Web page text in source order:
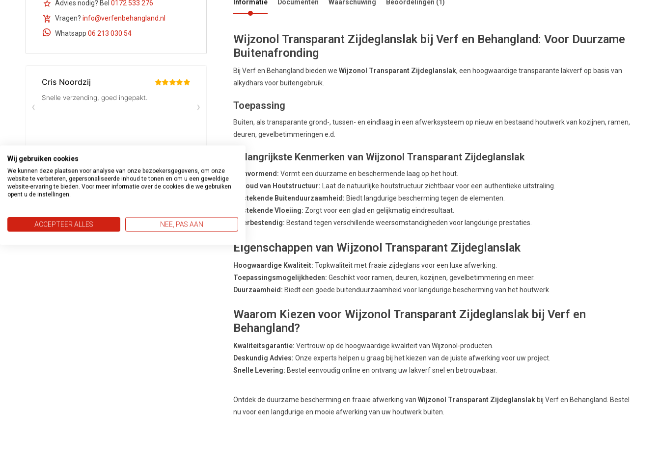
Advies nodig? Bel 0172 533 276
Vragen? info@verfenbehangland.nl
Whatsapp 06 213 030 54
Informatie Documenten Waarschuwing Beoordelingen (1)
Wijzonol Transparant Zijdeglanslak bij Verf en Behangland: Voor Duurzame
Buitenafronding
Bij Verf en Behangland bieden weWijzonol Transparant Zijdeglanslak, een hoogwaardige transparante lakverf op basis van
alkydhars voor buitengebruik.
Toepassing
Buiten, als transparante grond-, tussen- en eindlaag in een afwerksysteem op nieuw en bestaand houtwerk van kozijnen, ramen,
deuren, gevelbetimmeringen e.d.
Belangrijkste Kenmerken van Wijzonol Transparant Zijdeglanslak
Filmvormend: Vormt een duurzame en beschermende laag op het hout.
Behoud van Houtstructuur: Laat de natuurlijke houtstructuur zichtbaar voor een authentieke uitstraling.
Uitstekende Buitenduurzaamheid: Biedt langdurige bescherming tegen de elementen.
Uitstekende Vloeiing: Zorgt voor een glad en gelijkmatig eindresultaat.
Weerbestendig: Bestand tegen verschillende weersomstandigheden voor langdurige prestaties.
Eigenschappen van Wijzonol Transparant Zijdeglanslak
Hoogwaardige Kwaliteit: Topkwaliteit met fraaie zijdeglans voor een luxe afwerking.
Toepassingsmogelijkheden: Geschikt voor ramen, deuren, kozijnen, gevelbetimmering en meer.
Duurzaamheid: Biedt een goede buitenduurzaamheid voor langdurige bescherming van het houtwerk.
Waarom Kiezen voor Wijzonol Transparant Zijdeglanslak bij Verf en
Behangland?
Kwaliteitsgarantie: Vertrouw op de hoogwaardige kwaliteit van Wijzonol-producten.
Deskundig Advies: Onze experts helpen u graag bij het kiezen van de juiste afwerking voor uw project.
Snelle Levering: Bestel eenvoudig online en ontvang uw lakverf snel en betrouwbaar.
Ontdek de duurzame bescherming en fraaie afwerking vanWijzonol Transparant Zijdeglanslak bij Verf en Behangland. Bestel
nu voor een langdurige en mooie afwerking van uw houtwerk buiten.
Wij gebruiken cookies
We kunnen deze plaatsen voor analyse van onze bezoekersgegevens, om onze
website te verbeteren, gepersonaliseerde inhoud te tonen en om u een geweldige
website-ervaring te bieden. Voor meer informatie over de cookies die we gebruiken
opent u de instellingen.
ACCEPTEER ALLES NEE, PAS AAN